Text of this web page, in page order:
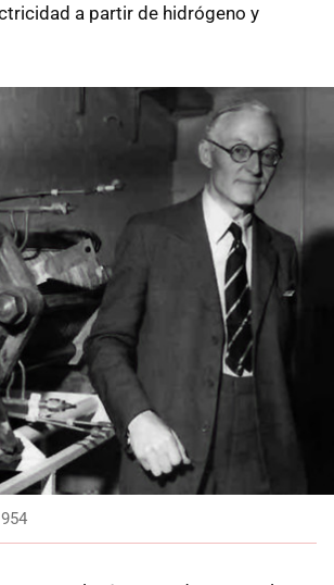
a partir de hidrógeno y